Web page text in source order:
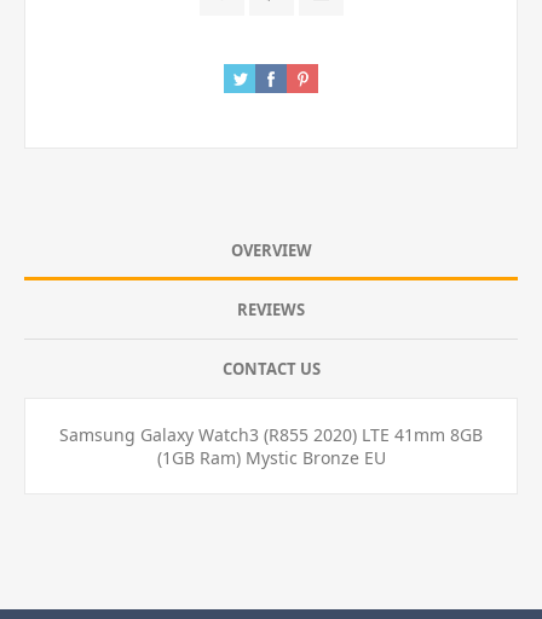
OVERVIEW
REVIEWS
CONTACT US
Samsung Galaxy Watch3 (R855 2020) LTE 41mm 8GB
(1GB Ram) Mystic Bronze EU